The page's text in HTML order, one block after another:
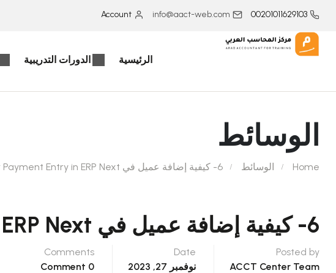
00201011629103
info@aact-web.com
Account
الرئيسية الدورات التدريبية
الوسائط
Home الوسائط 6- كيفية إضافة عميل في How to Customer Payment Entry in ERP Next
6- كيفية إضافة عميل في How To Customer Payment Entry In ERP Next
Posted by
ACCT Center Team
Date
نوفمبر 27, 2023
Comments
0 Comment